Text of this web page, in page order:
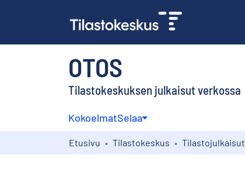
OTOS
Tilastokeskuksen julkaisut verkossa
KokoelmatSelaa
Etusivu Tilastokeskus Tilastojulkaisut